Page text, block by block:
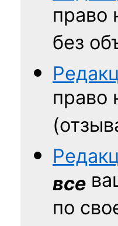
право
без
право
все
по